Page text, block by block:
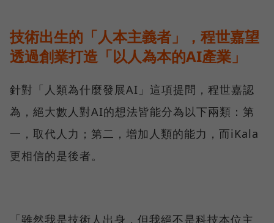
技術出生的「人本主義者」，程世嘉望
透過創業打造「以人為本的AI產業」
針對「人類為什麼發展AI」這項提問，程世嘉認
為，絕大數人對AI的想法皆能分為以下兩類：第
一，取代人力；第二，增加人類的能力，而iKala
更相信的是後者。
「雖然我是技術人出身，但我絕不是科技本位主